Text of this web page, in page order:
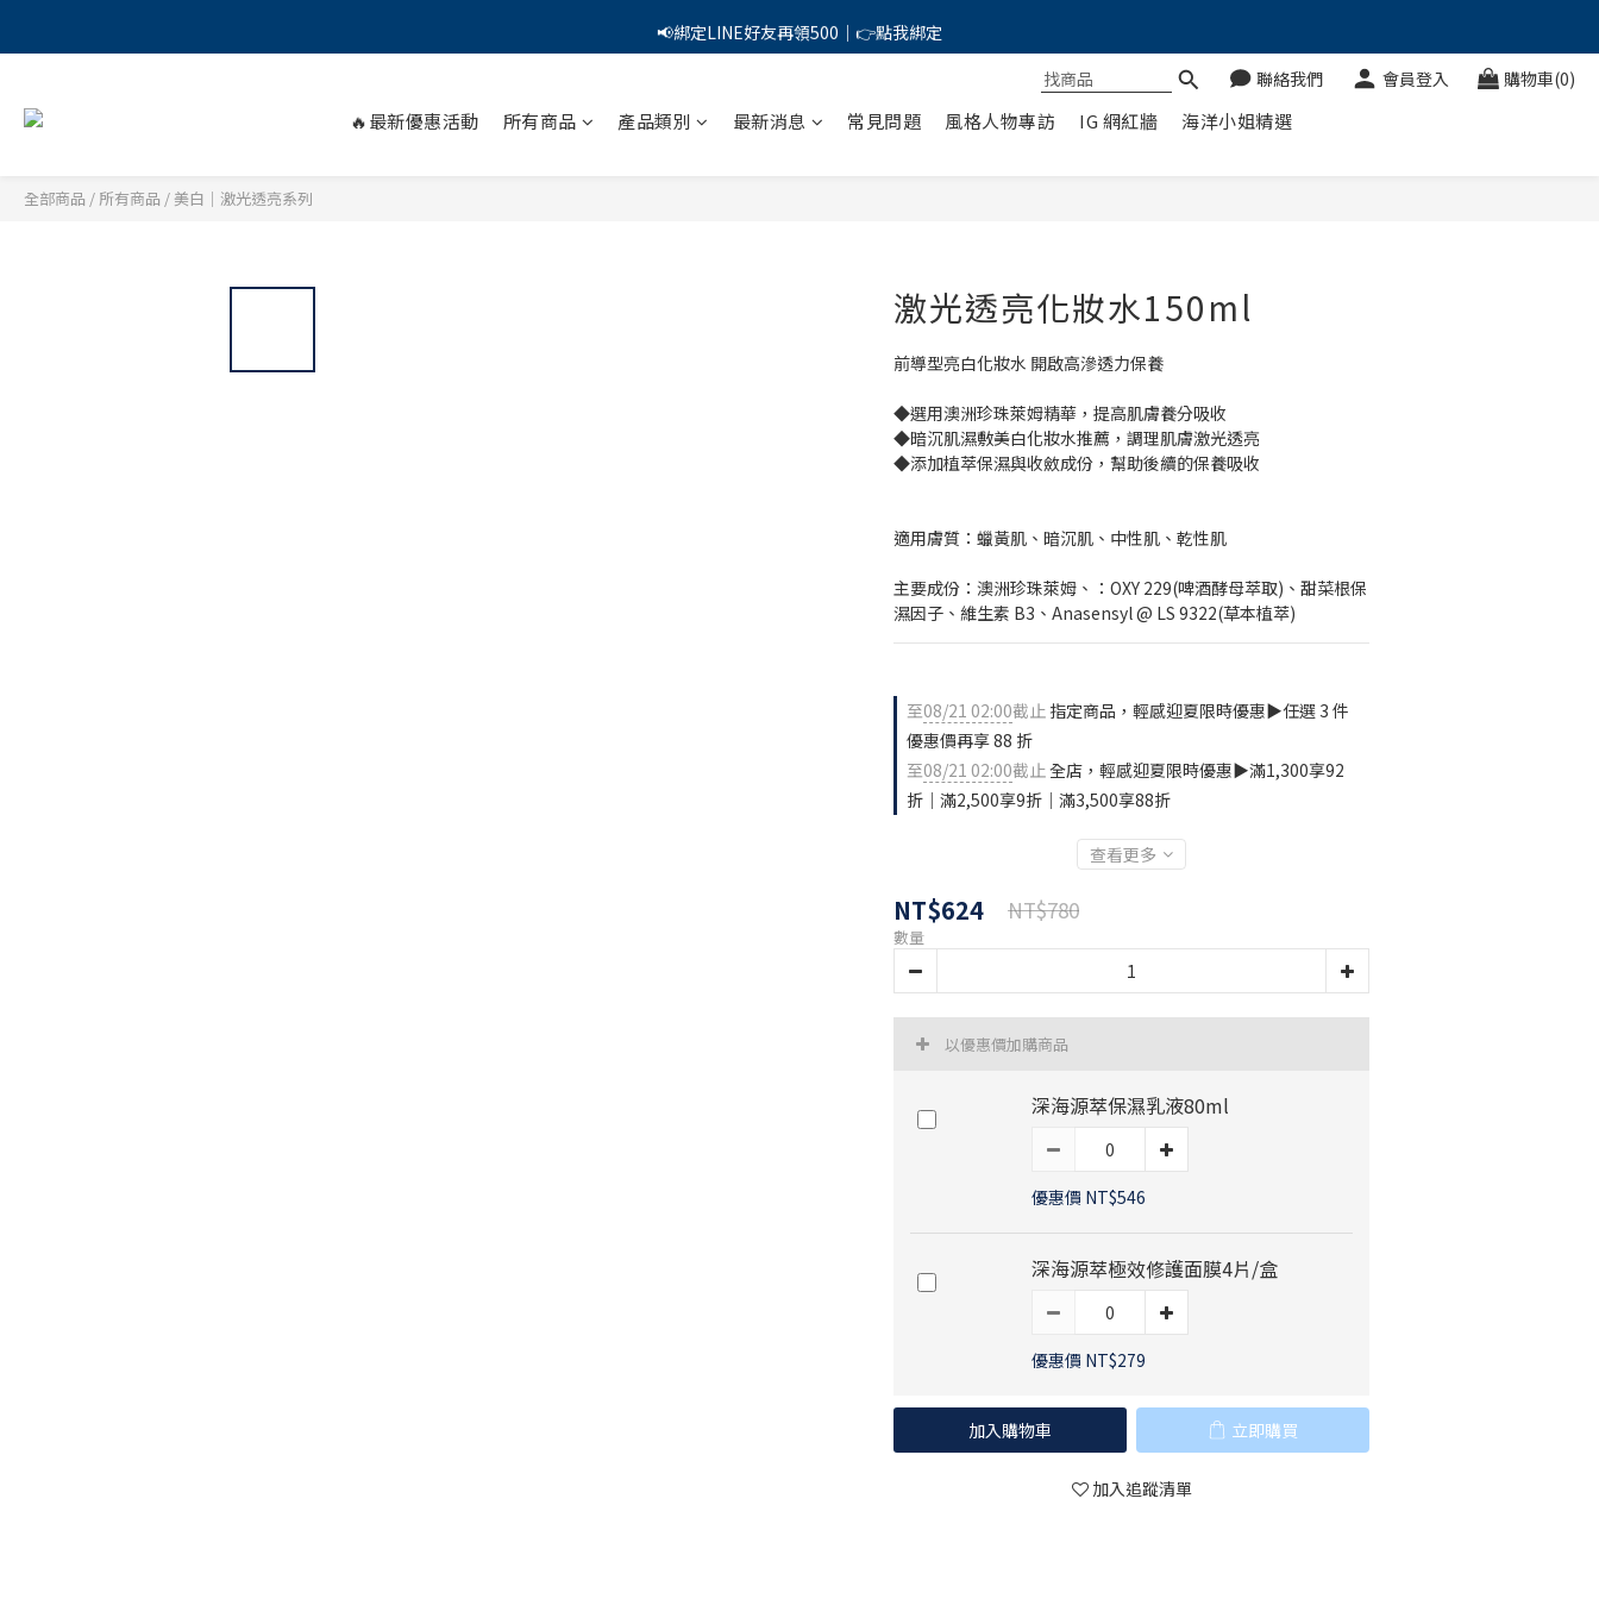
PSK 光防禦柔霧防曬棒｜小霧棒閃亮登場✨ 新品上市優惠中！
📢綁定LINE好友再領500｜👉點我綁定
聯絡我們 會員登入 購物車(0)
🔥最新優惠活動 所有商品 產品類別 最新消息 常見問題 風格人物專訪 IG 網紅牆 海洋小姐精選
全部商品 / 所有商品 / 美白｜激光透亮系列
激光透亮化妝水150ml
前導型亮白化妝水 開啟高滲透力保養
◆選用澳洲珍珠萊姆精華，提高肌膚養分吸收
◆暗沉肌濕敷美白化妝水推薦，調理肌膚激光透亮
◆添加植萃保濕與收斂成份，幫助後續的保養吸收
適用膚質：蠟黃肌、暗沉肌、中性肌、乾性肌
主要成份：澳洲珍珠萊姆、：OXY 229(啤酒酵母萃取)、甜菜根保
濕因子、維生素 B3、Anasensyl @ LS 9322(草本植萃)
至08/21 02:00截止 指定商品，輕感迎夏限時優惠▶️任選 3 件
優惠價再享 88 折
至08/21 02:00截止全店，輕感迎夏限時優惠▶️滿1,300享92
折｜滿2,500享9折｜滿3,500享88折
查看更多
NT$624 NT$780
數量
以優惠價加購商品
深海源萃保濕乳液80ml
優惠價 NT$546
深海源萃極效修護面膜4片/盒
優惠價 NT$279
加入購物車 立即購買
加入追蹤清單